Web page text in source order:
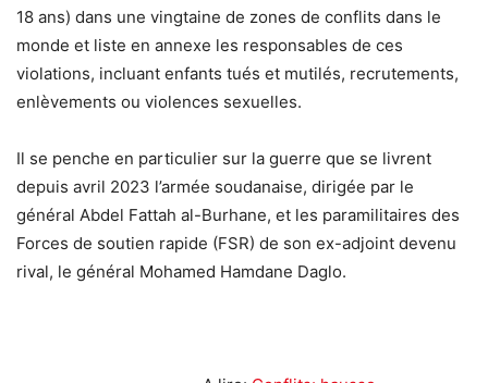
18 ans) dans une vingtaine de zones de conflits dans le
monde et liste en annexe les responsables de ces
violations, incluant enfants tués et mutilés, recrutements,
enlèvements ou violences sexuelles.
Il se penche en particulier sur la guerre que se livrent
depuis avril 2023 l’armée soudanaise, dirigée par le
général Abdel Fattah al-Burhane, et les paramilitaires des
Forces de soutien rapide (FSR) de son ex-adjoint devenu
rival, le général Mohamed Hamdane Daglo.